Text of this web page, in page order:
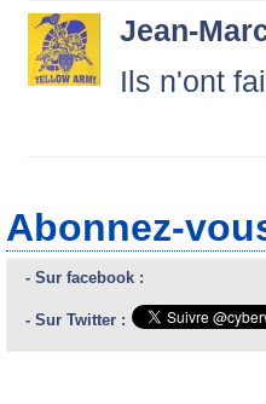
Jean-
Ils n'ont
Abonnez-
- Sur facebook :
- Sur Twitter :